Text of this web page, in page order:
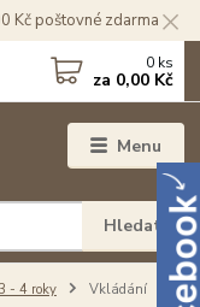
Kč poštovné zdarma
Menu
Hledat
0 ks
za 0,00 Kč
3 - 4 roky Vkládání